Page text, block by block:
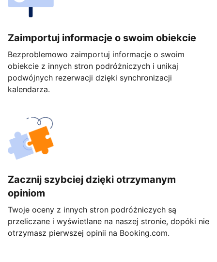
Zaimportuj informacje o swoim obiekcie
Bezproblemowo zaimportuj informacje o swoim
obiekcie z innych stron podróżniczych i unikaj
podwójnych rezerwacji dzięki synchronizacji
kalendarza.
Zacznij szybciej dzięki otrzymanym
opiniom
Twoje oceny z innych stron podróżniczych są
przeliczane i wyświetlane na naszej stronie, dopóki nie
otrzymasz pierwszej opinii na Booking.com.